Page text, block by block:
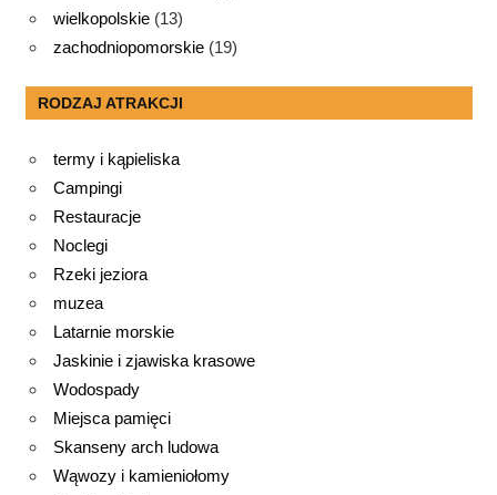
wielkopolskie (13)
zachodniopomorskie (19)
RODZAJ ATRAKCJI
termy i kąpieliska
Campingi
Restauracje
Noclegi
Rzeki jeziora
muzea
Latarnie morskie
Jaskinie i zjawiska krasowe
Wodospady
Miejsca pamięci
Skanseny arch ludowa
Wąwozy i kamieniołomy